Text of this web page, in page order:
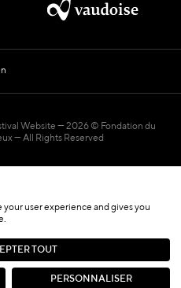
your user experience and gives you
PERSONNALISER
TOUT
Website
2026 © Fondation du
— All Rights Reserved